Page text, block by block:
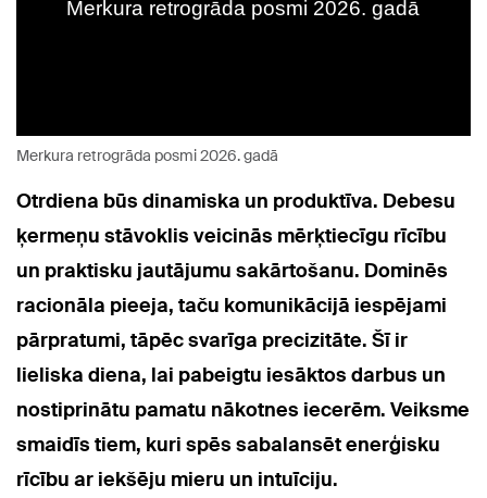
Merkura retrogrāda posmi 2026. gadā
Otrdiena būs dinamiska un produktīva. Debesu
ķermeņu stāvoklis veicinās mērķtiecīgu rīcību
un praktisku jautājumu sakārtošanu. Dominēs
racionāla pieeja, taču komunikācijā iespējami
pārpratumi, tāpēc svarīga precizitāte. Šī ir
lieliska diena, lai pabeigtu iesāktos darbus un
nostiprinātu pamatu nākotnes iecerēm. Veiksme
smaidīs tiem, kuri spēs sabalansēt enerģisku
rīcību ar iekšēju mieru un intuīciju.